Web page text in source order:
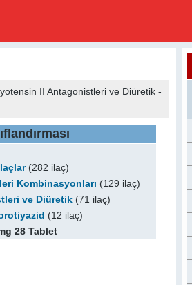
II Antagonistleri ve Diüretik -
(282 ilaç)
Kombinasyonları (129 ilaç)
ve Diüretik (71 ilaç)
(12 ilaç)
28 Tablet